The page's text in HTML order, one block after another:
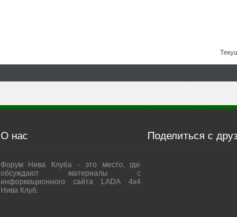
О нас
Форум Нива Клуба - это место, где
обсуждают материалы с
информационного сайта LADA 4x4
Нива Клуб.
Поделиться с